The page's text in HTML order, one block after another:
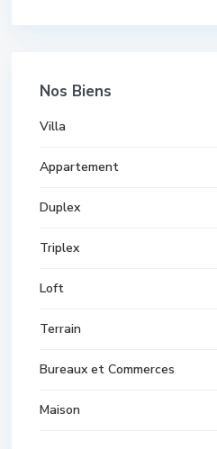
Nos Biens
Villa
Appartement
Duplex
Triplex
Loft
Terrain
Bureaux et Commerces
Maison